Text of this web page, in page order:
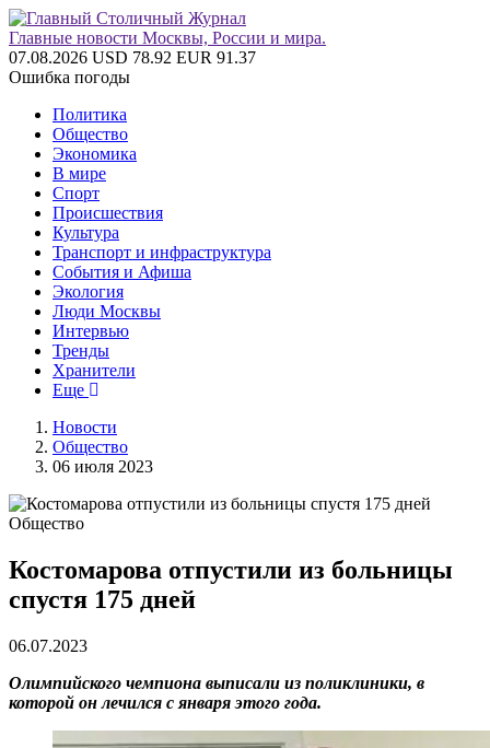
Главные новости Москвы, России и мира.
07.08.2026 USD 78.92 EUR 91.37
Ошибка погоды
Политика
Общество
Экономика
В мире
Спорт
Происшествия
Культура
Транспорт и инфраструктура
События и Афиша
Экология
Люди Москвы
Интервью
Тренды
Хранители
Еще
Новости
Общество
06 июля 2023
Общество
Костомарова отпустили из больницы
спустя 175 дней
06.07.2023
Олимпийского чемпиона выписали из поликлиники, в
которой он лечился с января этого года.